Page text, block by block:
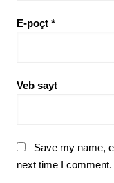
E-poçt *
Veb sayt
Save my name,
next time I comment.